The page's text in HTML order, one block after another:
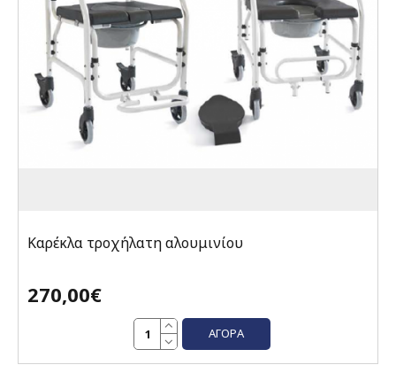
Καρέκλα τροχήλατη αλουμινίου
270,00€
ΑΓΟΡΆ